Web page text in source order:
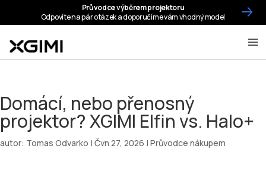
Domácí, nebo přenosný
projektor? XGIMI Elfin vs. Halo+
autor: Tomas Odvarko | Čvn 27, 2026 | Průvodce nákupem